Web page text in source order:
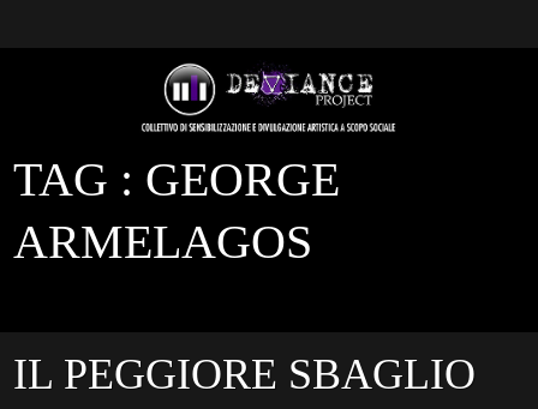
TAG : GEORGE
ARMELAGOS
IL PEGGIORE SBAGLIO